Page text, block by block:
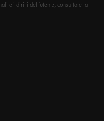
e i diritti dell’utente, consultare la